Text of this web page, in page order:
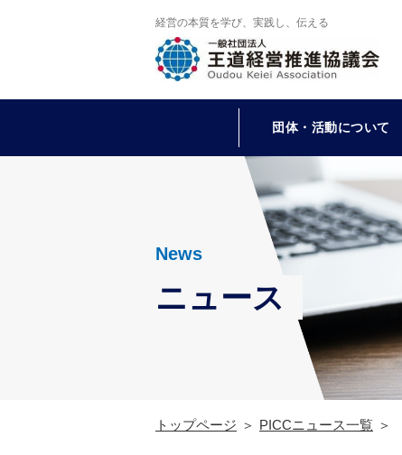
経営の本質を学び、実践し、伝える
団体・活動について
News
ニュース
トップページ PICCニュース一覧